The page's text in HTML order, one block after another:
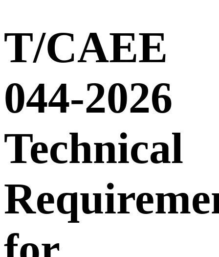
T/CAEE
044-2026
Technical